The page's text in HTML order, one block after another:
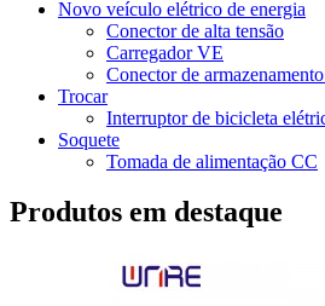
Novo veículo elétrico de energia
Conector de alta tensão
Carregador VE
Conector de
Trocar
Interruptor de bicicleta
Soquete
Tomada de alimentação CC
Produtos em destaque